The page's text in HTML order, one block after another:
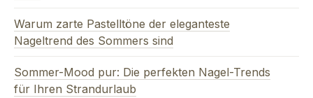
Warum zarte Pastelltöne der eleganteste
Nageltrend des Sommers sind
Sommer-Mood pur: Die perfekten Nagel-Trends
für Ihren Strandurlaub